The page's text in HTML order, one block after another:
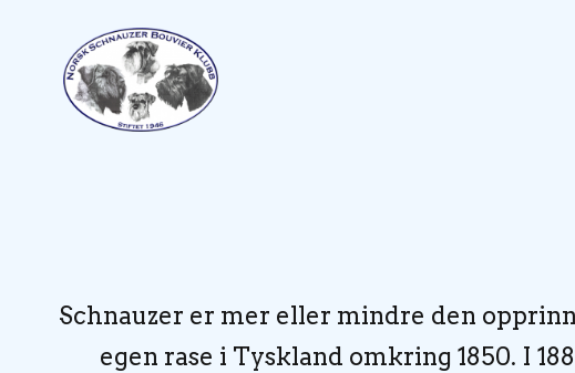
Schnauzer er mer eller mindre den
egen rase i Tyskland omkring 1850. I